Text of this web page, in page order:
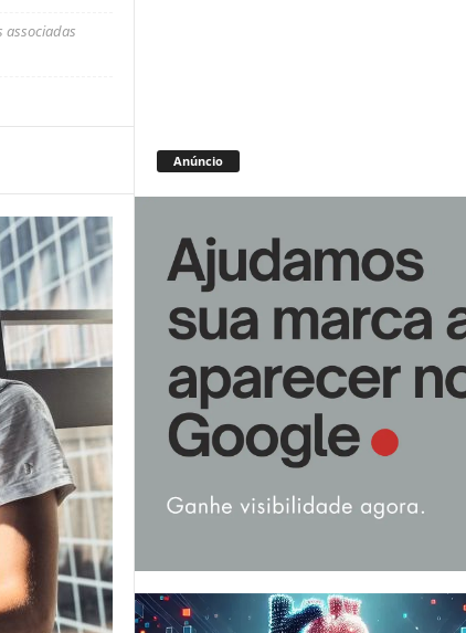
associadas
Anúncio